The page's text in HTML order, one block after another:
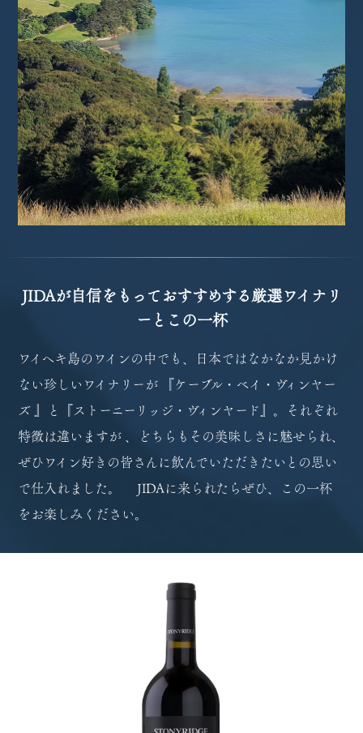
JIDAが自信をもっておすすめする厳選ワイナリ
ーとこの一杯
ワイヘキ島のワインの中でも、日本ではなかなか見かけ
ない珍しいワイナリーが 『ケーブル・ベイ・ヴィンヤー
ズ 』と『ストーニーリッジ・ヴィンヤード』。それぞれ
特徴は違いますが 、どちらもその美味しさに魅せられ、
ぜひワイン好きの皆さんに飲んでいただきたいとの思い
で仕入れました。 JIDAに来られたらぜひ、この一杯
をお楽しみください。